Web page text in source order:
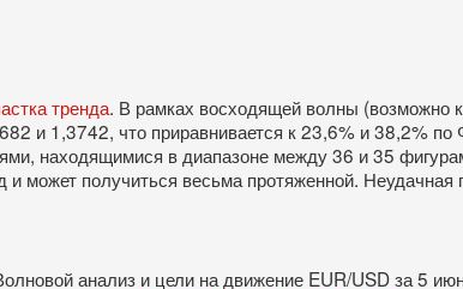
тренда. В рамках восходящей волны (возможно
и 1,3742, что приравнивается к 23,6% и 38,2%
находящимися в диапазоне между 36 и 35
может получиться весьма протяженной.